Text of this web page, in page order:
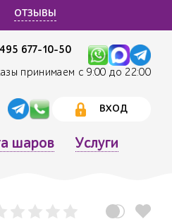
ОТЗЫВЫ
677-10-50
принимаем с 9:00 до 22:00
ВХОД
шаров Услуги